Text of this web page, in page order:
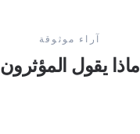
آراء موثوقة
ماذا يقول المؤثرون